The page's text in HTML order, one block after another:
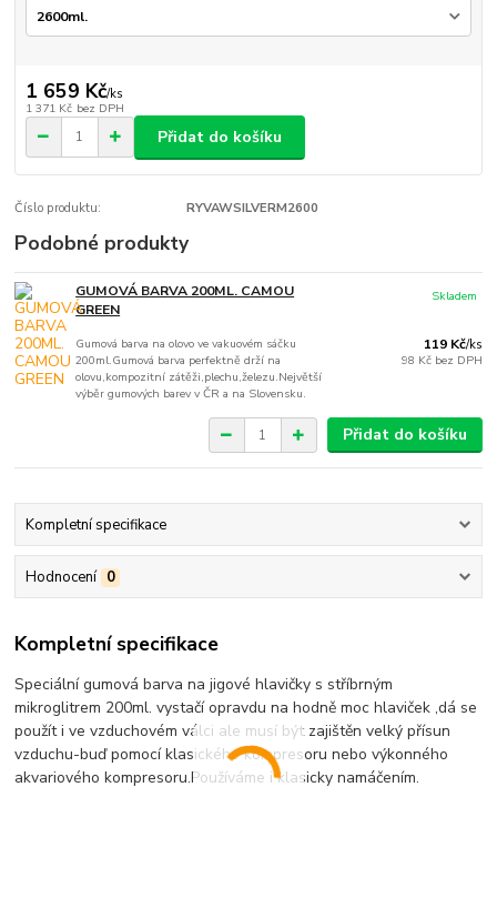
1 659 Kč/ks
1 371 Kč bez DPH
Přidat do košíku
Číslo produktu: RYVAWSILVERM2600
Podobné produkty
GUMOVÁ BARVA 200ML. CAMOU
GREEN
Gumová barva na olovo ve vakuovém sáčku
200ml.Gumová barva perfektně drží na
olovu,kompozitní zátěži,plechu,železu.Největší
výběr gumových barev v ČR a na Slovensku.
119 Kč/ks
98 Kč bez DPH
Skladem
Přidat do košíku
Kompletní specifikace
Hodnocení 0
Kompletní specifikace
Speciální gumová barva na jigové hlavičky s stříbrným
mikroglitrem 200ml. vystačí opravdu na hodně moc hlaviček ,dá se
použít i ve vzduchovém válci ale musí být zajištěn velký přísun
vzduchu-buď pomocí klasického kompresoru nebo výkonného
akvariového kompresoru.Používáme i klasicky namáčením.